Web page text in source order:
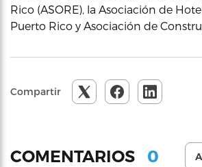
Rico (ASORE), la Asociación de
Puerto Rico y Asociación de
Compartir
COMENTARIOS 0